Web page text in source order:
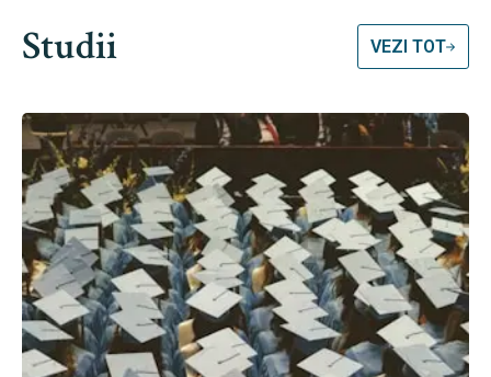
Studii VEZI TOT